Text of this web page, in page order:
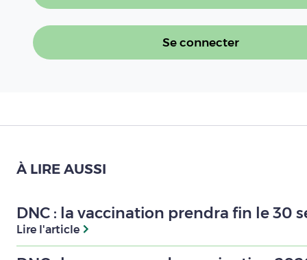
Se connecter
À LIRE AUSSI
DNC : la vaccination prendra fin le 30
Lire l'article